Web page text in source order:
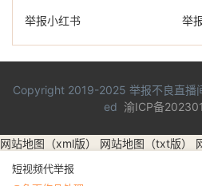
举报小红书 举
Copyright 2019-2025 举报不良直播
ed 渝ICP备
网站地图（xml版） 网站地图（txt版）
短视频代举报